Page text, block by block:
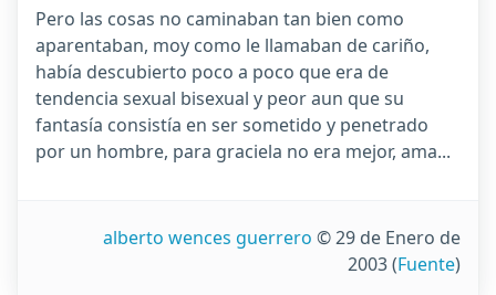
Pero las cosas no caminaban tan bien como
aparentaban, moy como le llamaban de cariño,
había descubierto poco a poco que era de
tendencia sexual bisexual y peor aun que su
fantasía consistía en ser sometido y penetrado
por un hombre, para graciela no era mejor, ama...
alberto wences guerrero © 29 de Enero de
2003(Fuente)